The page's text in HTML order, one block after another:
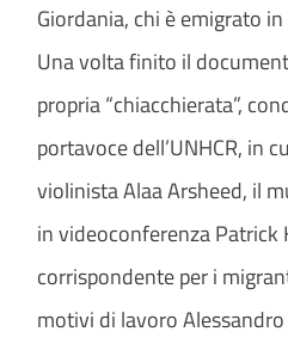
Giordania, chi è emigrato
Una volta finito il
propria “chiacchierata”,
portavoce dell’UNHCR, in
violinista Alaa Arsheed, il
in videoconferenza Patrick
corrispondente per i
motivi di lavoro